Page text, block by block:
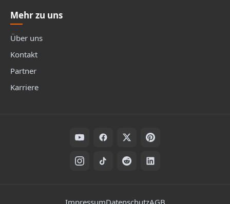
Mehr zu uns
Über uns
Kontakt
Partner
Karriere
Folge uns auf Social Media
Rechtliche Hinweise